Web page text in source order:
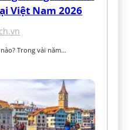
Việt Nam 2026
Trong vài năm…